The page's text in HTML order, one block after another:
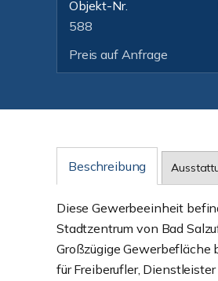
Objekt-Nr.
588
Preis auf Anfrage
Beschreibung
Diese Gewerbeeinheit
Stadtzentrum von Bad
Großzügige Gewerbefläche
für Freiberufler,